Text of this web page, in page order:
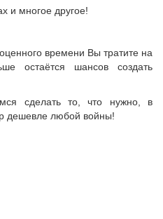
и многое другое!
времени Вы тратите на
остаётся шансов создать
сделать то, что нужно, в
дешевле любой войны!